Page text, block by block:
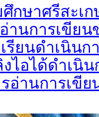
ษาศรีสะเก
านการเขีย
ยนดำเนิน
ไอได้ดำเนิ
อ่านการเขีย